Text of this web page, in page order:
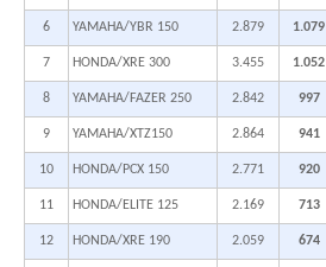
6 YAMAHA/YBR 150 2.879 1.079
7 HONDA/XRE 300 3.455 1.052
8 YAMAHA/FAZER 250 2.842 997
9 YAMAHA/XTZ150 2.864 941
10 HONDA/PCX 150 2.771 920
11 HONDA/ELITE 125 2.169 713
12 HONDA/XRE 190 2.059 674